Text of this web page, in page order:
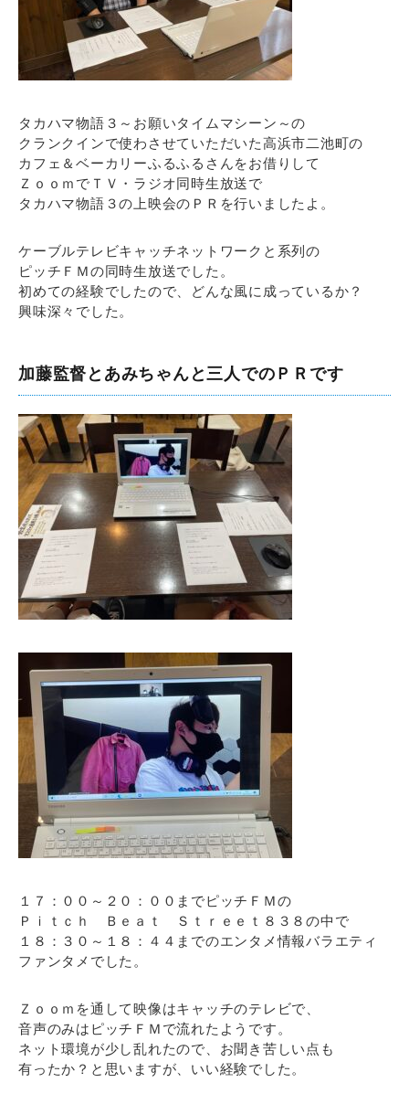
タカハマ物語３～お願いタイムマシーン～の
クランクインで使わさせていただいた高浜市二池町の
カフェ＆ベーカリーふるふるさんをお借りして
ＺｏｏｍでＴＶ・ラジオ同時生放送で
タカハマ物語３の上映会のＰＲを行いましたよ。
ケーブルテレビキャッチネットワークと系列の
ピッチＦＭの同時生放送でした。
初めての経験でしたので、どんな風に成っているか？
興味深々でした。
加藤監督とあみちゃんと三人でのＰＲです
１７：００～２０：００までピッチＦＭの
Ｐｉｔｃｈ Ｂｅａｔ Ｓｔｒｅｅｔ８３８の中で
１８：３０～１８：４４までのエンタメ情報バラエティ
ファンタメでした。
Ｚｏｏｍを通して映像はキャッチのテレビで、
音声のみはピッチＦＭで流れたようです。
ネット環境が少し乱れたので、お聞き苦しい点も
有ったか？と思いますが、いい経験でした。